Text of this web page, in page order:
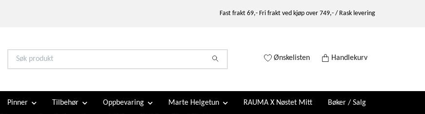
Fast frakt 69,- Fri frakt ved kjøp over 749,- / Rask levering
Ønskelisten Handlekurv
Pinner Tilbehør Oppbevaring Marte Helgetun RAUMA X Nøstet Mitt Bøker / Salg